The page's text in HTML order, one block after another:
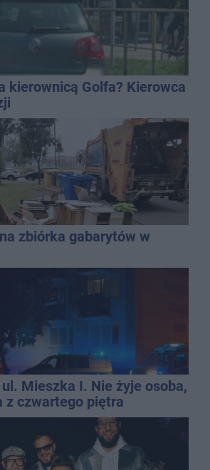
kierownicą Golfa? Kierowca
zbiórka gabarytów w
Mieszka I. Nie żyje osoba,
z czwartego piętra